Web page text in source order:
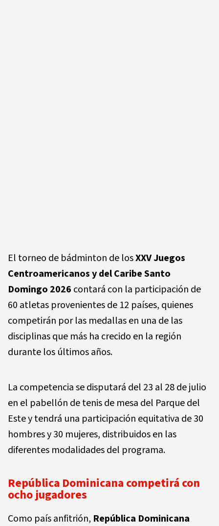
El torneo de bádminton de losXXV Juegos
Centroamericanos y del Caribe Santo
Domingo 2026 contará con la participación de
60 atletas provenientes de 12 países, quienes
competirán por las medallas en una de las
disciplinas que más ha crecido en la región
durante los últimos años.
La competencia se disputará del 23 al 28 de julio
en el pabellón de tenis de mesa del Parque del
Este y tendrá una participación equitativa de 30
hombres y 30 mujeres, distribuidos en las
diferentes modalidades del programa.
República Dominicana competirá con
ocho jugadores
Como país anfitrión, República Dominicana